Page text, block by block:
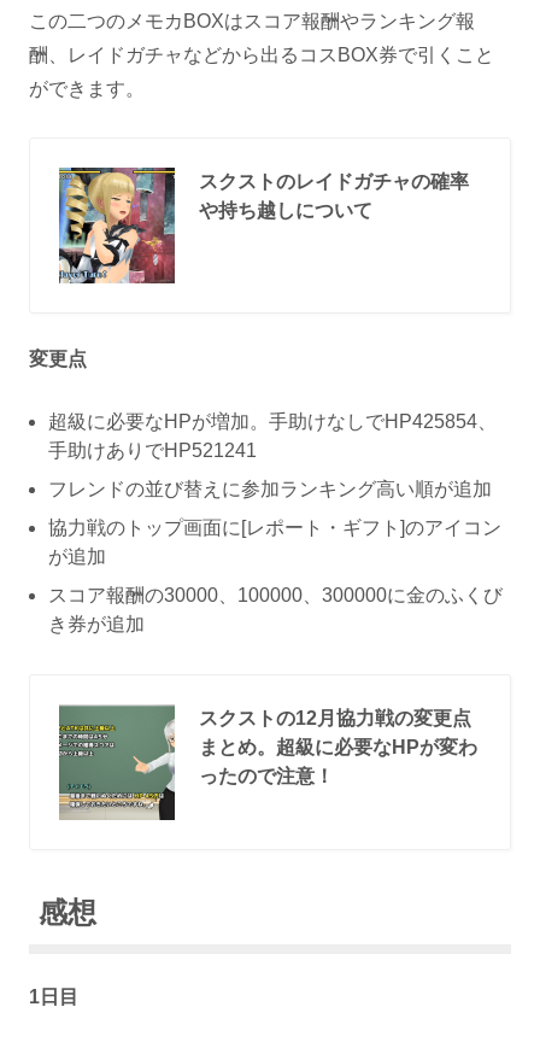
この二つのメモカBOXはスコア報酬やランキング報
酬、レイドガチャなどから出るコスBOX券で引くこと
ができます。
スクストのレイドガチャの確率
や持ち越しについて
変更点
超級に必要なHPが増加。手助けなしでHP425854、
手助けありでHP521241
フレンドの並び替えに参加ランキング高い順が追加
協力戦のトップ画面に[レポート・ギフト]のアイコン
が追加
スコア報酬の30000、100000、300000に金のふくび
き券が追加
スクストの12月協力戦の変更点
まとめ。超級に必要なHPが変わ
ったので注意！
感想
1日目